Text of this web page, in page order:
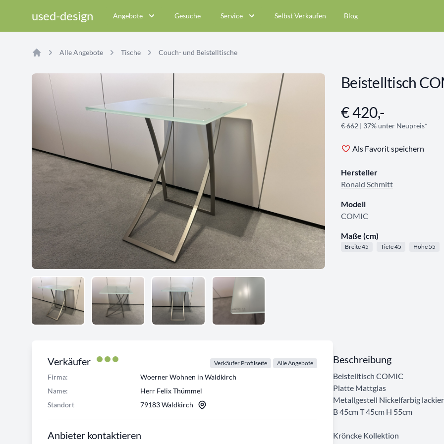
used-design Angebote Gesuche Service Selbst Verkaufen Blog
Alle Angebote Tische Couch- und Beistelltische
Beistelltisch
Angebotsinformationen
€ 420,-
€ 662 | 37% unter Neupreis*
Als Favorit speichern
Hersteller
Ronald Schmitt
Modell
COMIC
Maße (cm)
Breite 45 Tiefe 45 Höhe 55
Verkäufer Verkäufer Profilseite Alle Angebote
Firma:
Woerner Wohnen in Waldkirch
Name:
Herr Felix Thümmel
Standort
79183 Waldkirch
Anbieter kontaktieren
Beschreibung
Beistelltisch COMIC
Platte Mattglas
Metallgestell Nickelfarbig
B 45cm T 45cm H 55cm
Kröncke Kollektion